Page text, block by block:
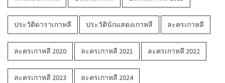
ประวัติดาราเกาหลี ประวัตินักแสดงเกาหลี ละครเกาหลี
ละครเกาหลี 2020 ละครเกาหลี 2021 ละครเกาหลี 2022
ละครเกาหลี 2023 ละครเกาหลี 2024